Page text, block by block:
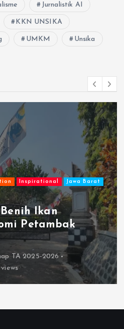
Jurnalistik AI
KKN UNSIKA
UMKM Unsika
Inspirational Jawa Barat
Ikan
Petambak
TA 2025-2026